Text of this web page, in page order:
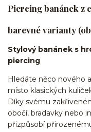
Piercing banánek z
barevné varianty
Stylový banánek s
piercing
Hledáte něco nového
místo klasických
Díky svému
obočí, bradavky nebo
přizpůsobí